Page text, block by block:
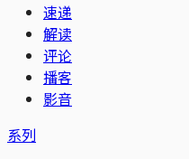
速递
解读
评论
播客
影音
系列